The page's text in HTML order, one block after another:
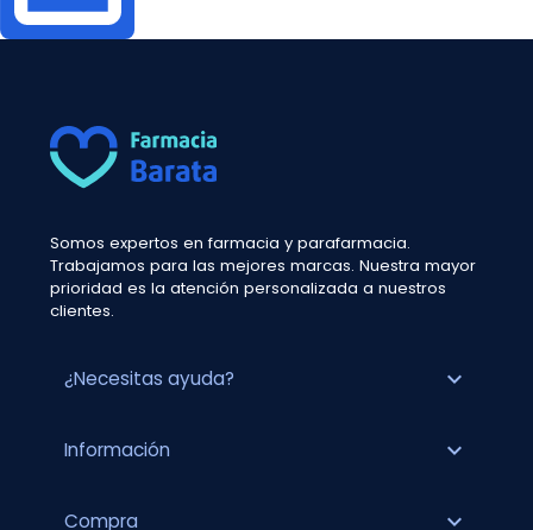
Somos expertos en farmacia y parafarmacia.
Trabajamos para las mejores marcas. Nuestra mayor
prioridad es la atención personalizada a nuestros
clientes.
¿Necesitas ayuda? expand_more
Información expand_more
Compra expand_more